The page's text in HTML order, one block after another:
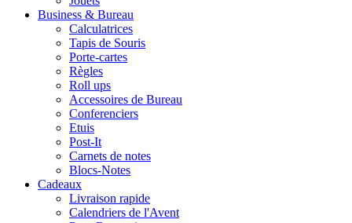
Business & Bureau
Calculatrices
Tapis de Souris
Porte-cartes
Règles
Roll ups
Accessoires de Bureau
Conferenciers
Etuis
Post-It
Carnets de notes
Blocs-Notes
Cadeaux
Livraison rapide
Calendriers de l'Avent